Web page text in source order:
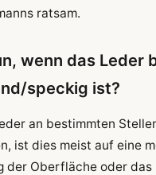
ratsam.
wenn das Leder
speckig ist?
an bestimmten
ist dies meist auf eine
der Oberfläche oder das